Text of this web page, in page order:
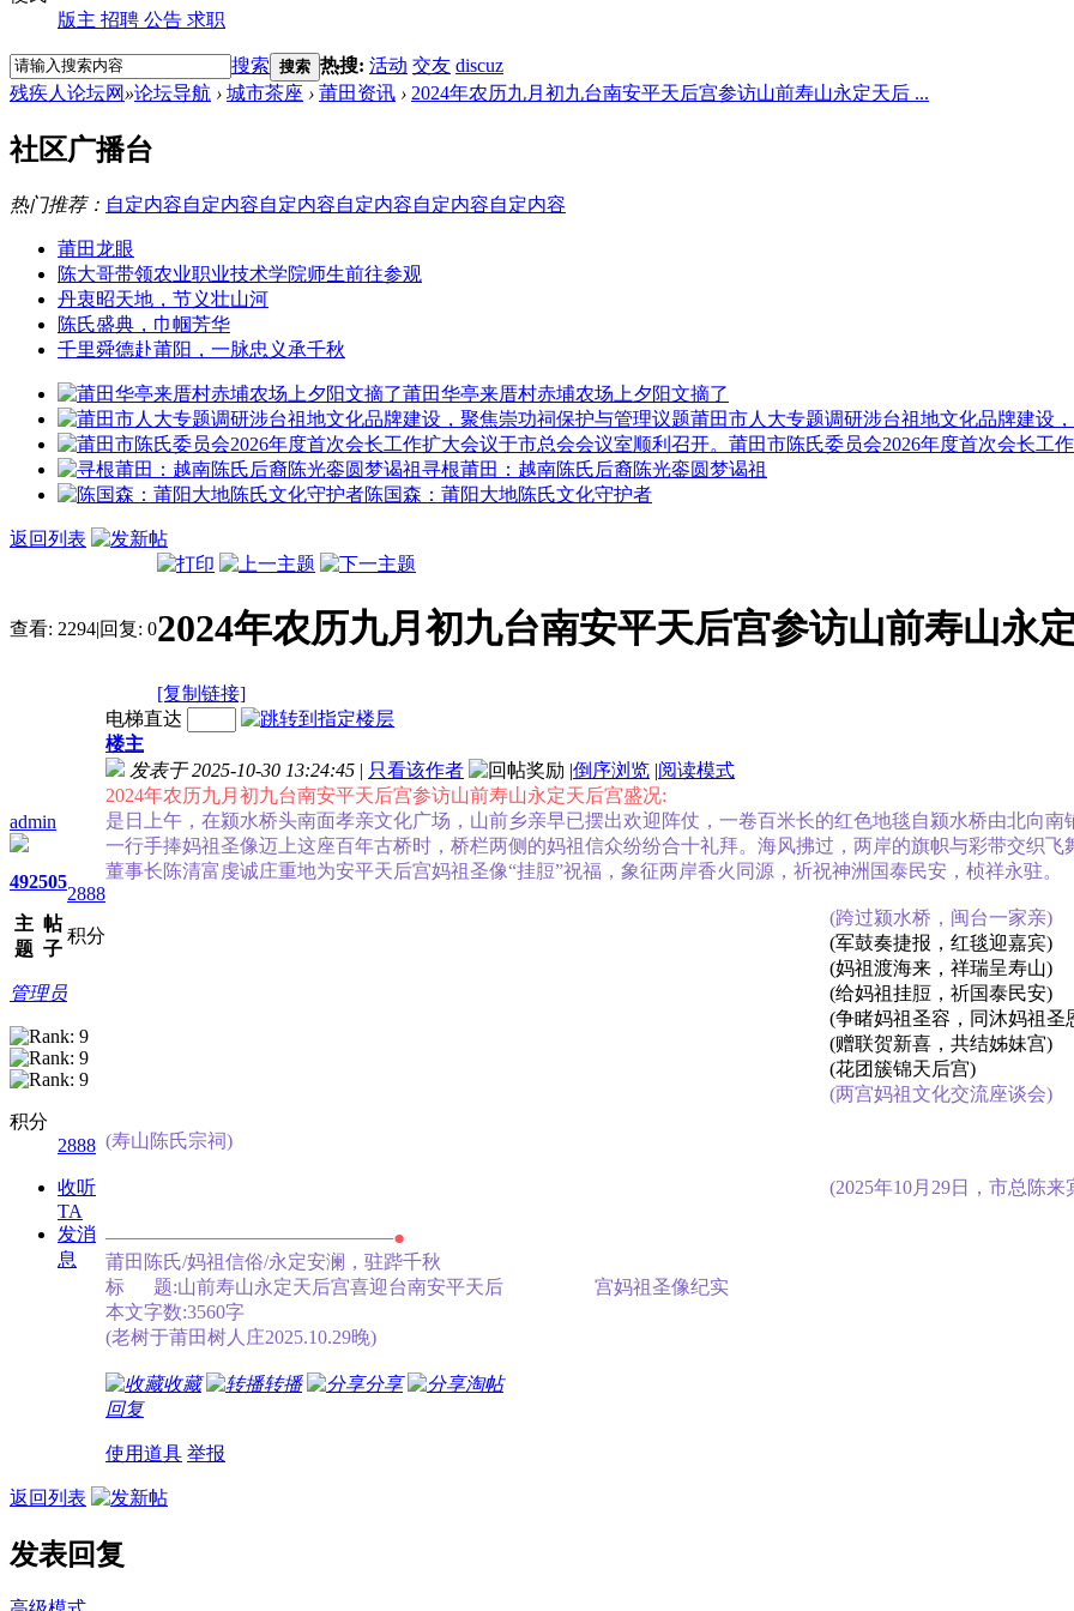
版主 招聘 公告 求职
搜索 搜索 热搜: 活动 交友 discuz
残疾人论坛网 »论坛导航 › 城市茶座 › 莆田资讯 › 2024年农历九月初九台南安平天后宫参访山前寿山永定天后 ...
社区广播台
热门推荐： 自定内容自定内容自定内容自定内容自定内容自定内容
莆田龙眼
陈大哥带领农业职业技术学院师生前往参观
丹衷昭天地，节义壮山河
陈氏盛典，巾帼芳华
千里舜德赴莆阳，一脉忠义承千秋
莆田华亭来厝村赤埔农场上夕阳文摘了
莆田市人大专题调研涉台祖地文化品牌建设，
莆田市陈氏委员会2026年度首次会长工
寻根莆田：越南陈氏后裔陈光銮圆梦谒祖
陈国森：莆阳大地陈氏文化守护者
返回列表
查看: 2294|回复: 02024年农历九月初九台南安平天后宫参访山前寿山永
[复制链接]
admin
492
主
题
505
帖
子
2888
积分
管理员
积分
2888
收听
TA
发消
息
电梯直达
楼主
发表于 2025-10-30 13:24:45 | 只看该作者 |倒序浏览 |阅读模式
2024年农历九月初九台南安平天后宫参访山前寿山永定天后宫盛况:
是日上午，在颍水桥头南面孝亲文化广场，山前乡亲早已摆出欢迎阵仗，一卷百米长的红色地毯自颍水桥由北向
一行手捧妈祖圣像迈上这座百年古桥时，桥栏两侧的妈祖信众纷纷合十礼拜。海风拂过，两岸的旗帜与彩带交织
董事长陈清富虔诚庄重地为安平天后宫妈祖圣像“挂脰”祝福，象征两岸香火同源，祈祝神洲国泰民安，桢祥永驻。
(跨过颍水桥，闽台一家亲)
(军鼓奏捷报，红毯迎嘉宾)
(妈祖渡海来，祥瑞呈寿山)
(给妈祖挂脰，祈国泰民安)
(争睹妈祖圣容，同沐妈祖圣
(赠联贺新喜，共结姊妹宫)
(花团簇锦天后宫)
(两宫妈祖文化交流座谈会)
(寿山陈氏宗祠)
(2025年10月29日，市总陈
————————————●
莆田陈氏/妈祖信俗/永定安澜，驻跸千秋
标 题:山前寿山永定天后宫喜迎台南安平天后 宫妈祖圣像纪实
本文字数:3560字
(老树于莆田树人庄2025.10.29晚)
收藏 转播 分享
淘帖
回复
使用道具 举报
返回列表
发表回复